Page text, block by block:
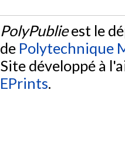
PolyPublieest le
de Polytechnique
Site développé à
EPrints.